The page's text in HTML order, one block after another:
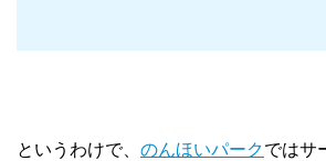
というわけで、 のんほいパークではサ